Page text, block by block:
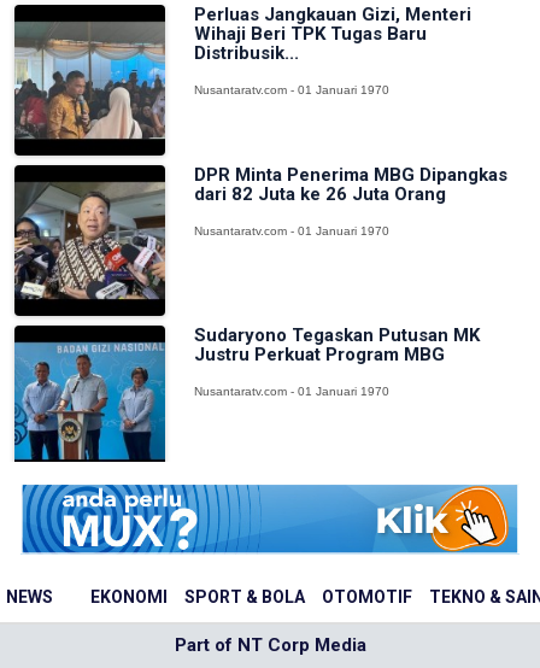
NEWS EKONOMI SPORT & BOLA OTOMOTIF TEKNO &
Perluas Jangkauan Gizi, Menteri
Wihaji Beri TPK Tugas Baru
Distribusik...
Nusantaratv.com - 01 Januari 1970
DPR Minta Penerima MBG Dipangkas
dari 82 Juta ke 26 Juta Orang
Nusantaratv.com - 01 Januari 1970
Sudaryono Tegaskan Putusan MK
Justru Perkuat Program MBG
Nusantaratv.com - 01 Januari 1970
Part of NT Corp Media